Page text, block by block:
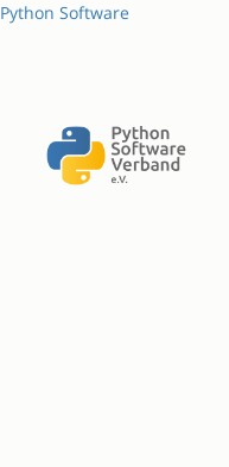
Python Software